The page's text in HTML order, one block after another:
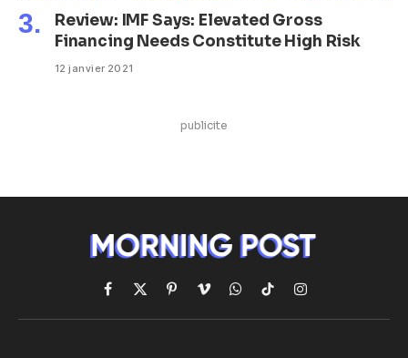
Review: IMF Says: Elevated Gross
Financing Needs Constitute High Risk
12 janvier 2021
publicite
Facebook
X
(Twitter)
Pinterest
VimeoWhatsApp
TikTokInstagram